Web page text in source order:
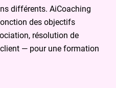
différents. AiCoaching
des objectifs
résolution de
— pour une formation